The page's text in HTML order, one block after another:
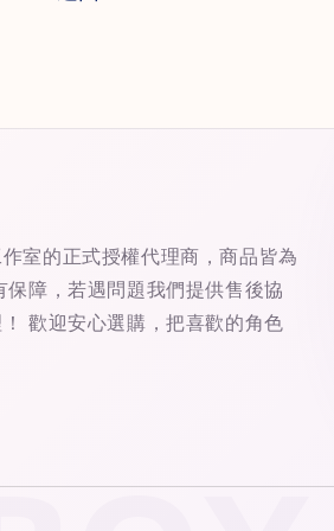
室的正式授權代理商，商品皆為
障，若遇問題我們提供售後協
歡迎安心選購，把喜歡的角色